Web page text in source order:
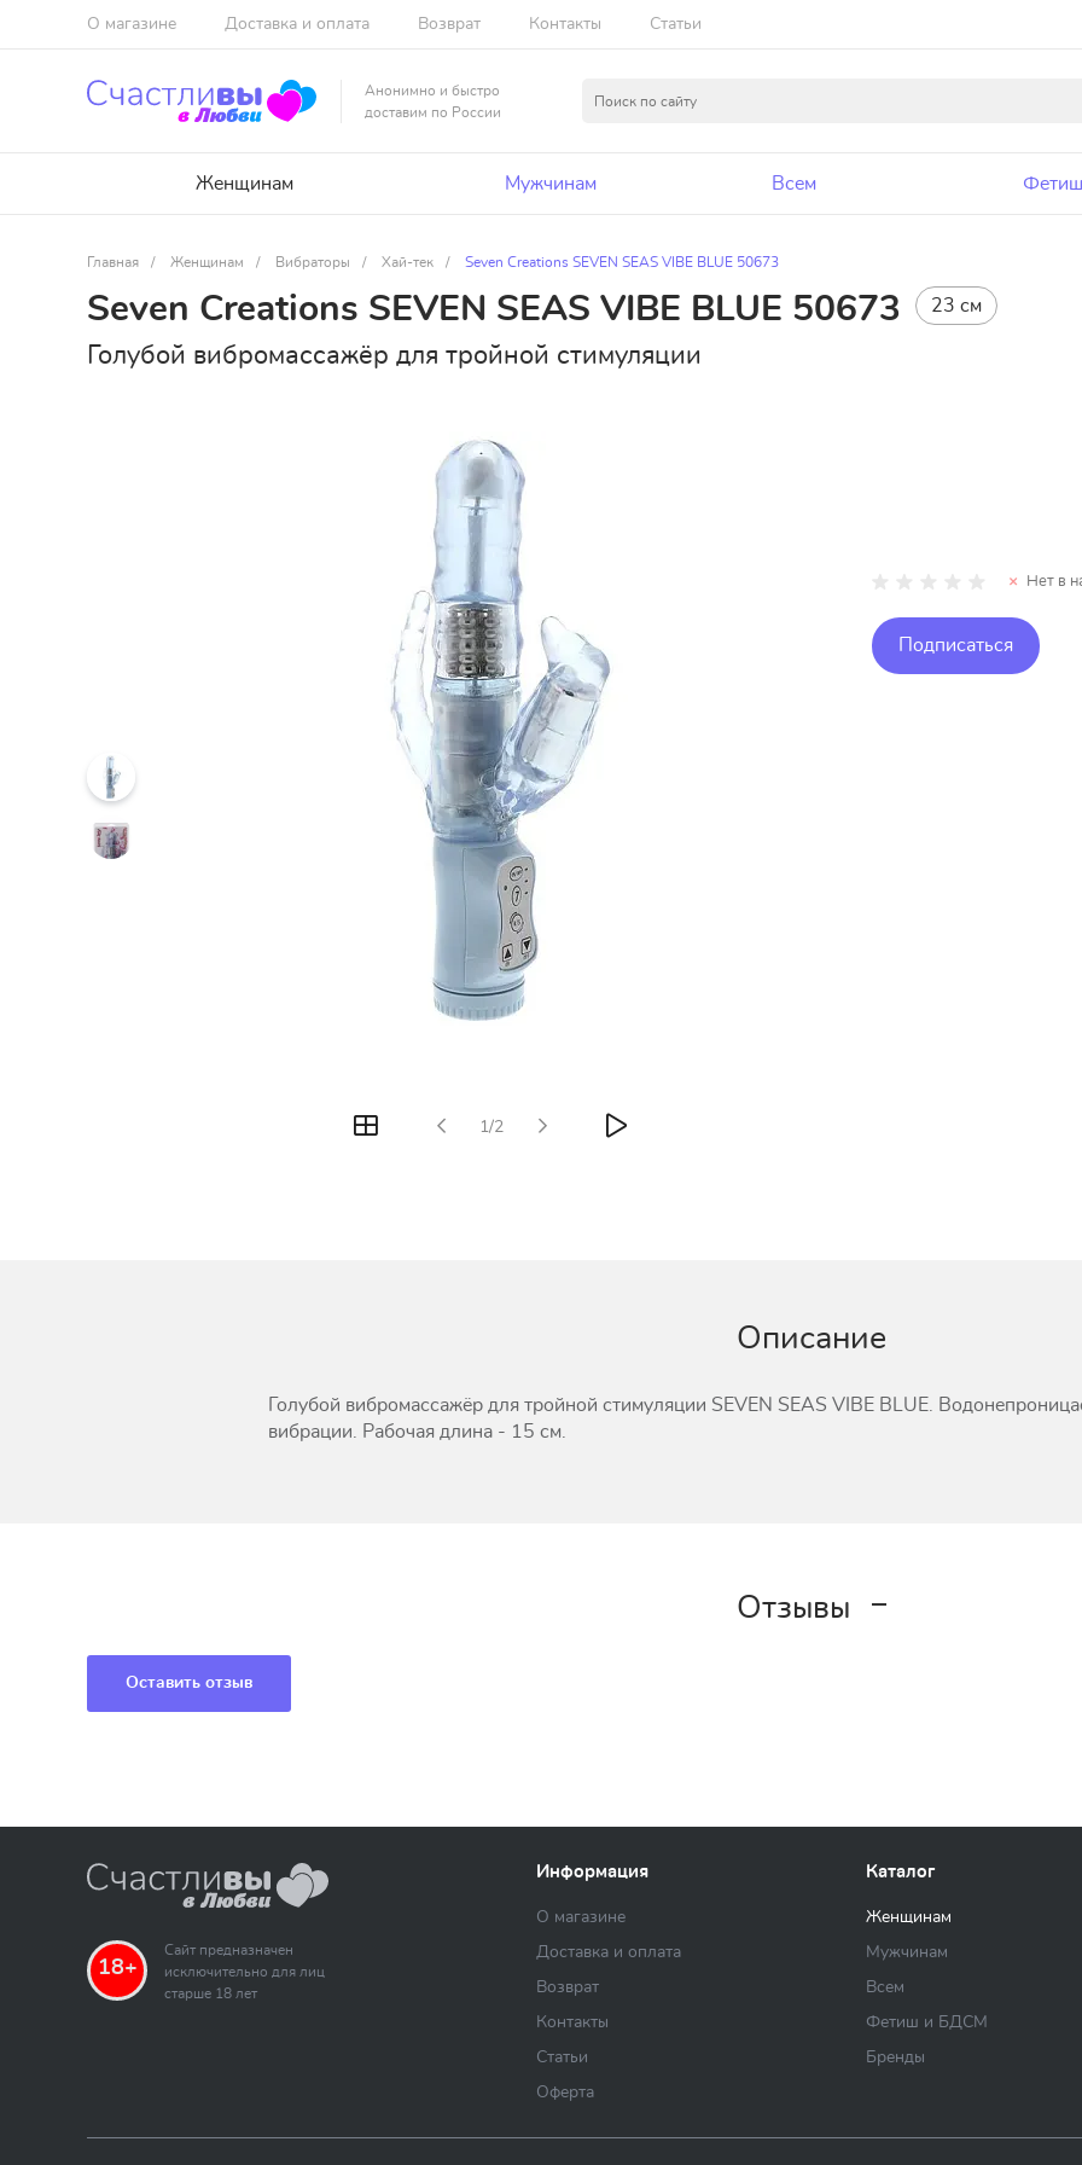
О магазине Доставка и оплата Возврат Контакты Статьи
Анонимно и быстро
доставим по России
Женщинам Мужчинам Всем
Главная / Женщинам / Вибраторы / Хай-тек / Seven Creations SEVEN SEAS VIBE BLUE 50673
Seven Creations SEVEN SEAS VIBE BLUE 50673 23 см
Голубой вибромассажёр для тройной стимуляции
1/2
Нет в
Подписаться
Описание
Голубой вибромассажёр для тройной стимуляции SEVEN SEAS VIBE BLUE.
вибрации. Рабочая длина - 15 см.
Отзывы
Оставить отзыв
18+
Сайт предназначен
исключительно для лиц
старше 18 лет
Информация
О магазине
Доставка и оплата
Возврат
Контакты
Статьи
Оферта
Каталог
Женщинам
Мужчинам
Всем
Фетиш и БДСМ
Бренды